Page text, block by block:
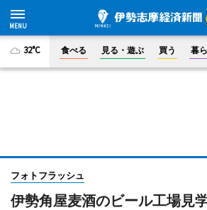
32°C 食べる 見る・遊ぶ 買う 暮
フォトフラッシュ
伊勢角屋麦酒のビール工場見